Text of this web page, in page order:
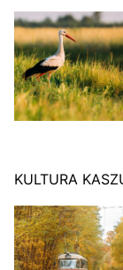
KULTURA